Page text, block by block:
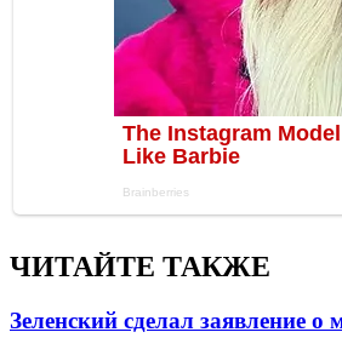
ЧИТАЙТЕ ТАКЖЕ
Зеленский сделал заявление о